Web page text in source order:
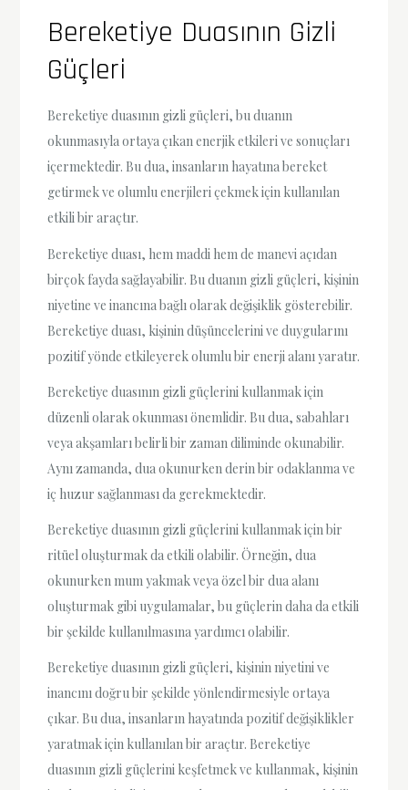
Bereketiye Duasının Gizli
Güçleri
Bereketiye duasının gizli güçleri, bu duanın
okunmasıyla ortaya çıkan enerjik etkileri ve sonuçları
içermektedir. Bu dua, insanların hayatına bereket
getirmek ve olumlu enerjileri çekmek için kullanılan
etkili bir araçtır.
Bereketiye duası, hem maddi hem de manevi açıdan
birçok fayda sağlayabilir. Bu duanın gizli güçleri, kişinin
niyetine ve inancına bağlı olarak değişiklik gösterebilir.
Bereketiye duası, kişinin düşüncelerini ve duygularını
pozitif yönde etkileyerek olumlu bir enerji alanı yaratır.
Bereketiye duasının gizli güçlerini kullanmak için
düzenli olarak okunması önemlidir. Bu dua, sabahları
veya akşamları belirli bir zaman diliminde okunabilir.
Aynı zamanda, dua okunurken derin bir odaklanma ve
iç huzur sağlanması da gerekmektedir.
Bereketiye duasının gizli güçlerini kullanmak için bir
ritüel oluşturmak da etkili olabilir. Örneğin, dua
okunurken mum yakmak veya özel bir dua alanı
oluşturmak gibi uygulamalar, bu güçlerin daha da etkili
bir şekilde kullanılmasına yardımcı olabilir.
Bereketiye duasının gizli güçleri, kişinin niyetini ve
inancını doğru bir şekilde yönlendirmesiyle ortaya
çıkar. Bu dua, insanların hayatında pozitif değişiklikler
yaratmak için kullanılan bir araçtır. Bereketiye
duasının gizli güçlerini keşfetmek ve kullanmak, kişinin